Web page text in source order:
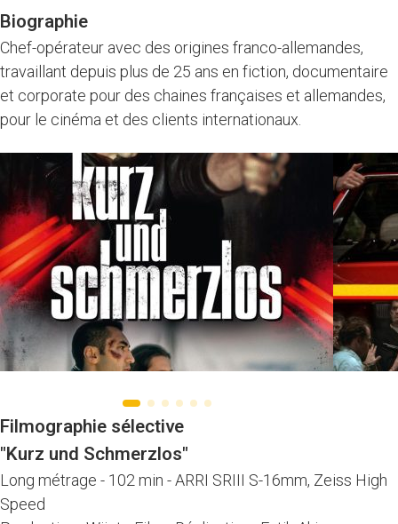
Biographie
Chef-opérateur avec des origines franco-allemandes,
travaillant depuis plus de 25 ans en fiction, documentaire
et corporate pour des chaines françaises et allemandes,
pour le cinéma et des clients internationaux.
Filmographie sélective
"Kurz und Schmerzlos"
Long métrage - 102 min -ARRI SRIII S-16mm, Zeiss High
Speed